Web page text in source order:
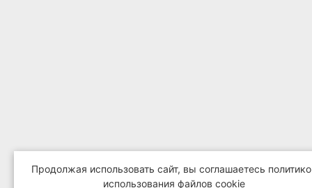
Продолжая использовать сайт, вы соглашаетесь
использования файлов cookie